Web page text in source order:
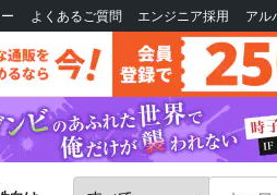
よくあるご質問 エンジニア採用 アル